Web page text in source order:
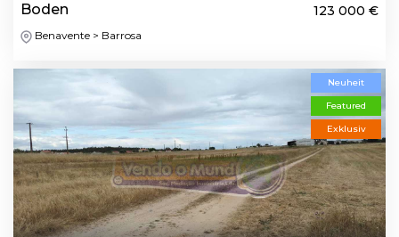
Boden 123 000 €
Benavente > Barrosa
Neuheit
Featured
Exklusiv